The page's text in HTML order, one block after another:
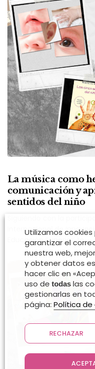
La música como
comunicación y
sentidos del niño
Internacional de
Educación Superior’ te…
Utilizamos
garantizar el
nuestra web,
y obtener datos
hacer clic en
uso de todas las
gestionarlas en
página: Política de
RECHAZAR